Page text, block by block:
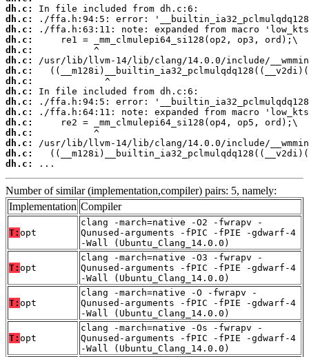
dh.c:
dh.c:
dh.c:
dh.c:
dh.c:
dh.c:
dh.c:
dh.c:
dh.c:
dh.c:
dh.c:
dh.c:
dh.c:
dh.c:
dh.c:
dh.c:
...
Number of similar (implementation,compiler) pairs: 5, namely:
Implementation Compiler
T: opt
clang -march=native -O2 -fwrapv -
Qunused-arguments -fPIC -fPIE -gdwarf-4
-Wall (Ubuntu_Clang_14.0.0)
T: opt
clang -march=native -O3 -fwrapv -
Qunused-arguments -fPIC -fPIE -gdwarf-4
-Wall (Ubuntu_Clang_14.0.0)
T: opt
clang -march=native -O -fwrapv -
Qunused-arguments -fPIC -fPIE -gdwarf-4
-Wall (Ubuntu_Clang_14.0.0)
T: opt
clang -march=native -Os -fwrapv -
Qunused-arguments -fPIC -fPIE -gdwarf-4
-Wall (Ubuntu_Clang_14.0.0)